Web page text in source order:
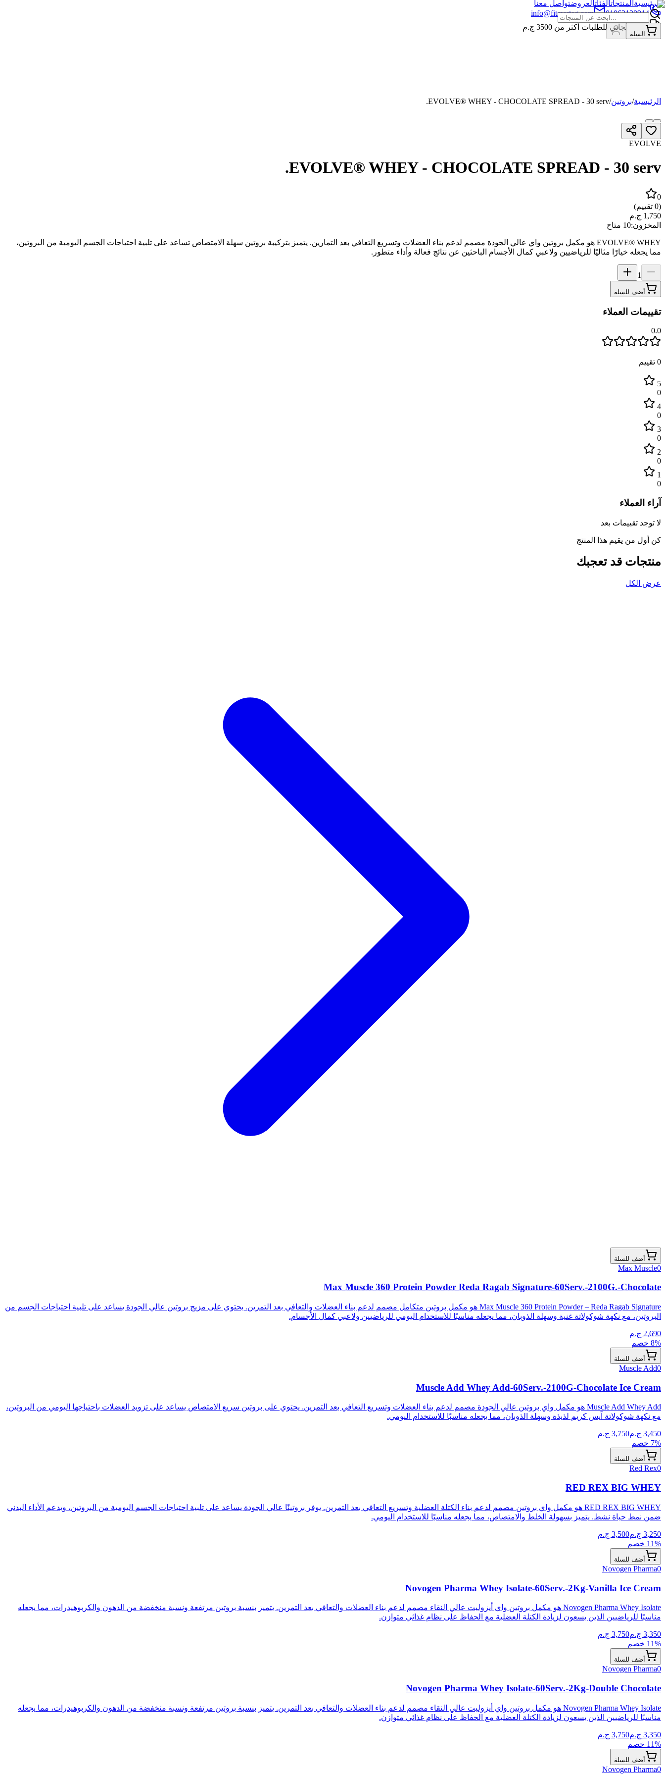
01063120914
info@fitmarteg.com
شحن مجاني للطلبات أكثر من 3500 ج.م
الرئيسية المنتجاتالفئاتالعروضتواصل معنا
السلة
الرئيسية/بروتين/
EVOLVE® WHEY - CHOCOLATE SPREAD - 30 serv.
EVOLVE
EVOLVE® WHEY - CHOCOLATE SPREAD - 30 serv.
0
(
0 تقييم)
1,750 ج.م
المخزون:10 متاح
EVOLVE® WHEY هو مكمل بروتين واي عالي الجودة مصمم لدعم بناء العضلات وتسريع التعافي بعد التمارين. يتميز بتركيبة بروتين سهلة الامتصاص تساعد على تلبية احتياجات الجسم اليومية من البروتين،
مما يجعله خيارًا مثاليًا للرياضيين ولاعبي كمال الأجسام الباحثين عن نتائج فعالة وأداء متطور.
1
أضف للسلة
تقييمات العملاء
0.0
0 تقييم
5
0
4
0
3
0
2
0
1
0
آراء العملاء
لا توجد تقييمات بعد
كن أول من يقيم هذا المنتج
منتجات قد تعجبك
عرض الكل
أضف للسلة
Max Muscle0
Max Muscle 360 Protein Powder Reda Ragab Signature-60Serv.-2100G.-Chocolate
Max Muscle 360 Protein Powder – Reda Ragab Signature هو مكمل بروتين متكامل مصمم لدعم بناء العضلات والتعافي بعد التمرين. يحتوي على مزيج بروتين عالي الجودة يساعد على تلبية احتياجات الجسم من
البروتين، مع نكهة شوكولاتة غنية وسهلة الذوبان، مما يجعله مناسبًا للاستخدام اليومي للرياضيين ولاعبي كمال الأجسام.
2,690 ج.م
8% خصم
أضف للسلة
Muscle Add0
Muscle Add Whey Add-60Serv.-2100G-Chocolate Ice Cream
Muscle Add Whey Add هو مكمل واي بروتين عالي الجودة مصمم لدعم بناء العضلات وتسريع التعافي بعد التمرين. يحتوي على بروتين سريع الامتصاص يساعد على تزويد العضلات باحتياجها اليومي من البروتين،
مع نكهة شوكولاتة آيس كريم لذيذة وسهلة الذوبان، مما يجعله مناسبًا للاستخدام اليومي.
3,450 ج.م3,750 ج.م
7% خصم
أضف للسلة
Red Rex0
RED REX BIG WHEY
RED REX BIG WHEY هو مكمل واي بروتين مصمم لدعم بناء الكتلة العضلية وتسريع التعافي بعد التمرين. يوفر بروتينًا عالي الجودة يساعد على تلبية احتياجات الجسم اليومية من البروتين، ويدعم الأداء البدني
ضمن نمط حياة نشط. يتميز بسهولة الخلط والامتصاص، مما يجعله مناسبًا للاستخدام اليومي.
3,250 ج.م3,500 ج.م
11% خصم
أضف للسلة
Novogen Pharma0
Novogen Pharma Whey Isolate-60Serv.-2Kg-Vanilla Ice Cream
Novogen Pharma Whey Isolate هو مكمل بروتين واي أيزوليت عالي النقاء مصمم لدعم بناء العضلات والتعافي بعد التمرين. يتميز بنسبة بروتين مرتفعة ونسبة منخفضة من الدهون والكربوهيدرات، مما يجعله
مناسبًا للرياضيين الذين يسعون لزيادة الكتلة العضلية مع الحفاظ على نظام غذائي متوازن.
3,350 ج.م3,750 ج.م
11% خصم
أضف للسلة
Novogen Pharma0
Novogen Pharma Whey Isolate-60Serv.-2Kg-Double Chocolate
Novogen Pharma Whey Isolate هو مكمل بروتين واي أيزوليت عالي النقاء مصمم لدعم بناء العضلات والتعافي بعد التمرين. يتميز بنسبة بروتين مرتفعة ونسبة منخفضة من الدهون والكربوهيدرات، مما يجعله
مناسبًا للرياضيين الذين يسعون لزيادة الكتلة العضلية مع الحفاظ على نظام غذائي متوازن.
3,350 ج.م3,750 ج.م
11% خصم
أضف للسلة
Novogen Pharma0